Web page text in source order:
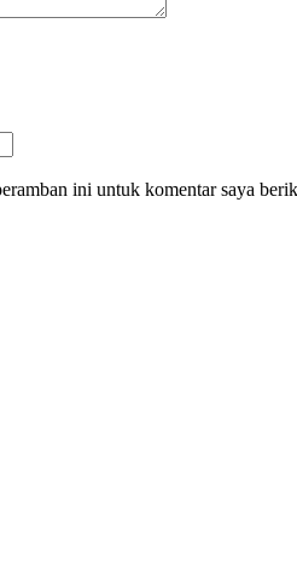
ini untuk komentar saya